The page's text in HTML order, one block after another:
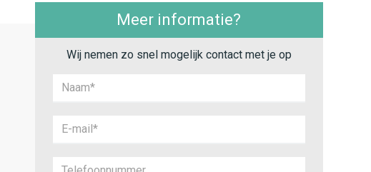
Meer informatie?
Wij nemen zo snel mogelijk contact met je op